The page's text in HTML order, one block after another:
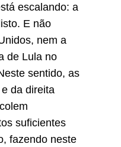
escalando: a
E não
nem a
de Lula no
sentido, as
da direita
suficientes
fazendo neste